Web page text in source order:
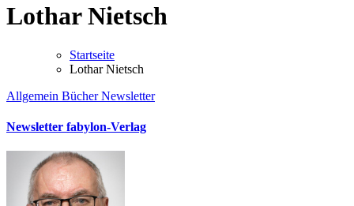
Lothar Nietsch
Startseite
Lothar Nietsch
Allgemein BücherNewsletter
Newsletter fabylon-Verlag